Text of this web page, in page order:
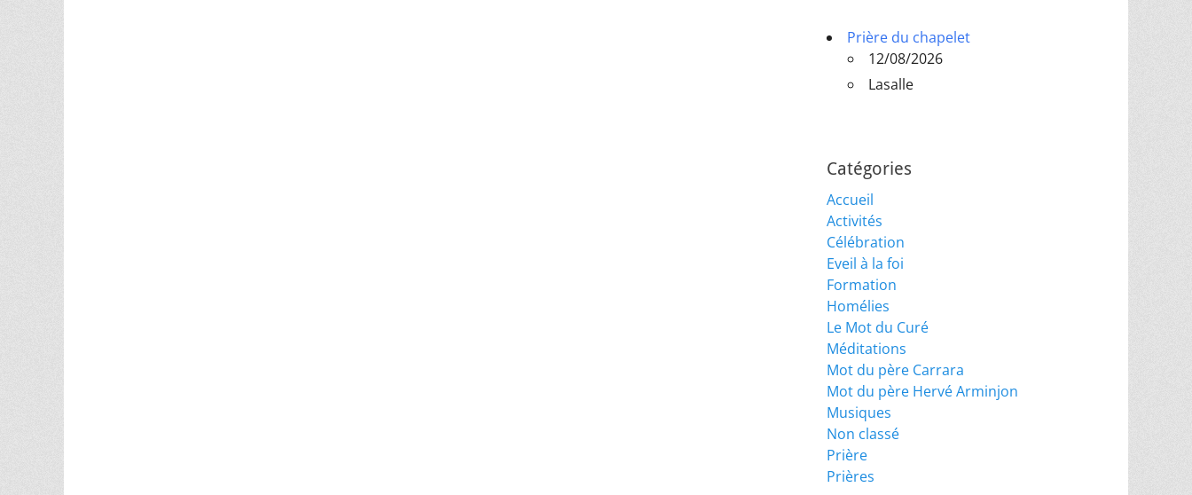
Prière du chapelet
12/08/2026
Lasalle
Catégories
Accueil
Activités
Célébration
Eveil à la foi
Formation
Homélies
Le Mot du Curé
Méditations
Mot du père Carrara
Mot du père Hervé Arminjon
Musiques
Non classé
Prière
Prières